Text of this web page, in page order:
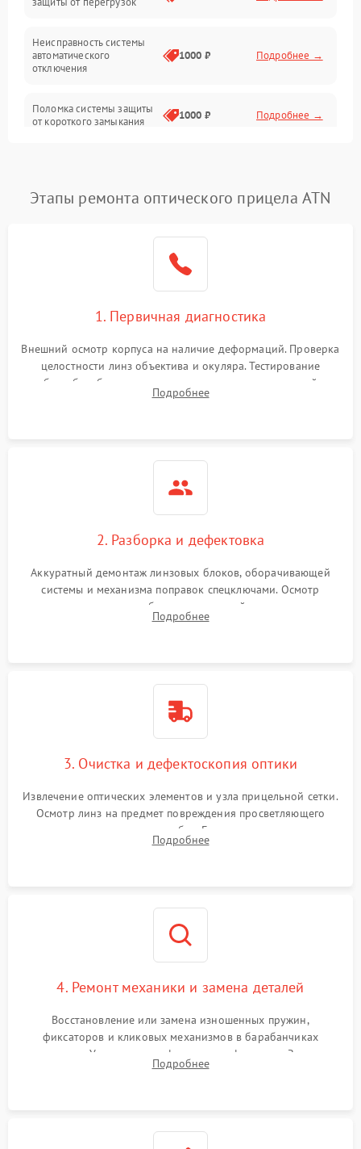
Электропитание
Механика
Корпус/Герметичность
Неисправность системы
автоматического
отключения
1000 ₽ Подробнее →
Поломка системы защиты
от короткого замыкания
1000 ₽ Подробнее →
1000 ₽
защиты от перегрева
Поломка системы защиты
1000 ₽
Этапы ремонта оптического прицела ATN
1. Первичная диагностика
Внешний осмотр корпуса на наличие деформаций. Проверка
целостности линз объектива и окуляра. Тестирование
работы барабанчиков ввода поправок, кольца отстройки
параллакса и зума. Выявление сколов, внутренних
Подробнее
2. Разборка и дефектовка
Аккуратный демонтаж линзовых блоков, оборачивающей
системы и механизма поправок спецключами. Осмотр
внутренних резьбовых соединений, пружин и
уплотнительных колец. Поиск причин люфта, смещения
Подробнее
3. Очистка и дефектоскопия оптики
Извлечение оптических элементов и узла прицельной сетки.
Осмотр линз на предмет повреждения просветляющего
покрытия или появления грибка. Бережная очистка стекол
спецрастворами. Проверка целостности гравированной
Подробнее
4. Ремонт механики и замена деталей
Восстановление или замена изношенных пружин,
фиксаторов и кликовых механизмов в барабанчиках
поправок. Устранение люфтов в трансфокаторе. Замена
поврежденных линз, разбитой сетки или восстановление
Подробнее